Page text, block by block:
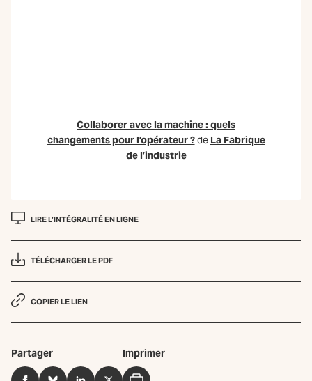
Collaborer avec la machine : quels
changements pour l’opérateur ?de La Fabrique
de l’industrie
LIRE L’INTÉGRALITÉ EN LIGNE
TÉLÉCHARGER LE PDF
COPIER LE LIEN
Partager Imprimer